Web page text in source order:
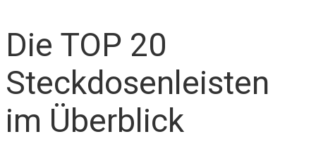
Die TOP 20
Steckdosenleisten
im Überblick